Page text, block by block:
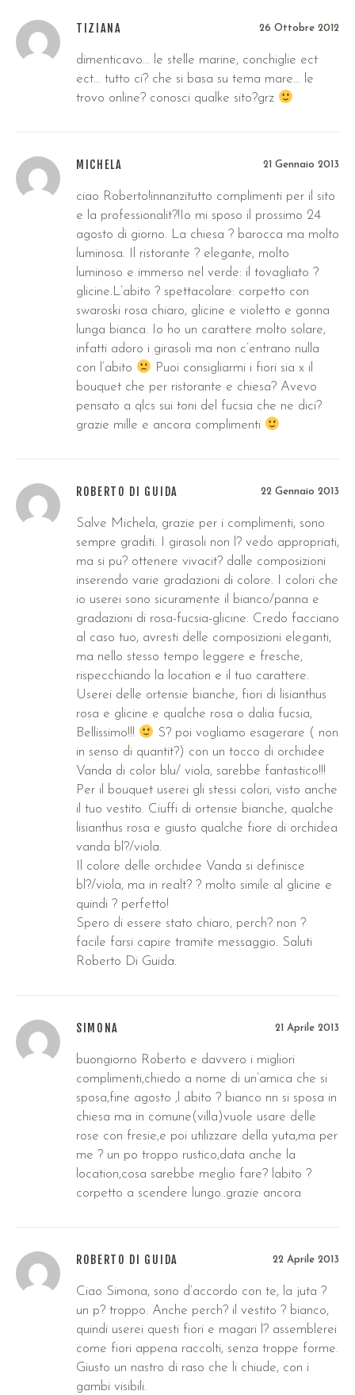
TIZIANA 26 Ottobre 2012
dimenticavo… le stelle marine, conchiglie ect
ect… tutto ci? che si basa su tema mare… le
trovo online? conosci qualke sito?grz
MICHELA 21 Gennaio 2013
ciao Roberto!innanzitutto complimenti per il sito
e la professionalit?!Io mi sposo il prossimo 24
agosto di giorno. La chiesa ? barocca ma molto
luminosa. Il ristorante ? elegante, molto
luminoso e immerso nel verde: il tovagliato ?
glicine.L’abito ? spettacolare: corpetto con
swaroski rosa chiaro, glicine e violetto e gonna
lunga bianca. Io ho un carattere molto solare,
infatti adoro i girasoli ma non c’entrano nulla
con l’abito
Puoi consigliarmi i fiori sia x il
bouquet che per ristorante e chiesa? Avevo
pensato a qlcs sui toni del fucsia che ne dici?
grazie mille e ancora complimenti
ROBERTO DI GUIDA 22 Gennaio 2013
Salve Michela, grazie per i complimenti, sono
sempre graditi. I girasoli non l? vedo appropriati,
ma si pu? ottenere vivacit? dalle composizioni
inserendo varie gradazioni di colore. I colori che
io userei sono sicuramente il bianco/panna e
gradazioni di rosa-fucsia-glicine. Credo facciano
al caso tuo, avresti delle composizioni eleganti,
ma nello stesso tempo leggere e fresche,
rispecchiando la location e il tuo carattere.
Userei delle ortensie bianche, fiori di lisianthus
rosa e glicine e qualche rosa o dalia fucsia,
Bellissimo!!!
S? poi vogliamo esagerare ( non
in senso di quantit?) con un tocco di orchidee
Vanda di color blu/ viola, sarebbe fantastico!!!
Per il bouquet userei gli stessi colori, visto anche
il tuo vestito. Ciuffi di ortensie bianche, qualche
lisianthus rosa e giusto qualche fiore di orchidea
vanda bl?/viola.
Il colore delle orchidee Vanda si definisce
bl?/viola, ma in realt? ? molto simile al glicine e
quindi ? perfetto!
Spero di essere stato chiaro, perch? non ?
facile farsi capire tramite messaggio. Saluti
Roberto Di Guida.
SIMONA 21 Aprile 2013
buongiorno Roberto e davvero i migliori
complimenti,chiedo a nome di un’amica che si
sposa,fine agosto ,l abito ? bianco nn si sposa in
chiesa ma in comune(villa)vuole usare delle
rose con fresie,e poi utilizzare della yuta,ma per
me ? un po troppo rustico,data anche la
location,cosa sarebbe meglio fare? labito ?
corpetto a scendere lungo..grazie ancora
ROBERTO DI GUIDA 22 Aprile 2013
Ciao Simona, sono d’accordo con te, la juta ?
un p? troppo. Anche perch? il vestito ? bianco,
quindi userei questi fiori e magari l? assemblerei
come fiori appena raccolti, senza troppe forme.
Giusto un nastro di raso che li chiude, con i
gambi visibili.